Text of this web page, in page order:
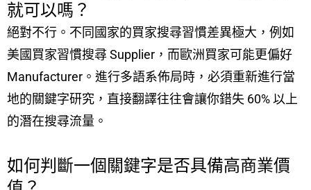
就可以嗎？
絕對不行。不同國家的買家搜尋習慣差異極大，例如
美國買家習慣搜尋 Supplier，而歐洲買家可能更偏好
Manufacturer。進行多語系佈局時，必須重新進行當
地的關鍵字研究，直接翻譯往往會讓你錯失 60% 以上
的潛在搜尋流量。
如何判斷一個關鍵字是否具備高商業價